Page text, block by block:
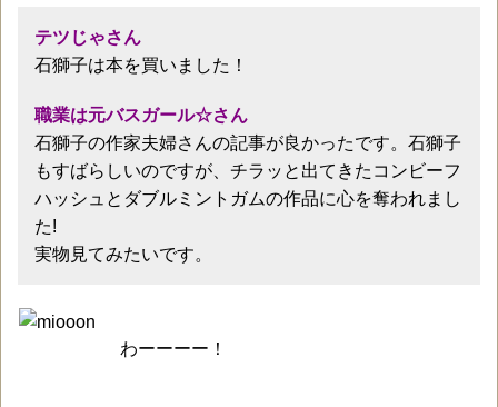
テツじゃさん
石獅子は本を買いました！
職業は元バスガール☆さん
石獅子の作家夫婦さんの記事が良かったです。石獅子
もすばらしいのですが、チラッと出てきたコンビーフ
ハッシュとダブルミントガムの作品に心を奪われまし
た!
実物見てみたいです。
わーーーー！